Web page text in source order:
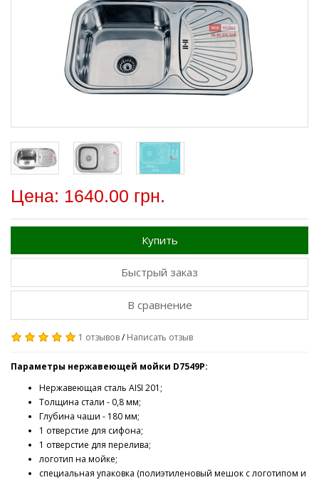
Цена: 1640.00 грн.
Купить
Быстрый заказ
В сравнение
1 отзывов/Написать отзыв
Параметры нержавеющей мойки D7549P:
Нержавеющая сталь AISI 201;
Толщина стали - 0,8 мм;
Глубина чаши - 180 мм;
1 отверстие для сифона;
1 отверстие для перелива;
логотип на мойке;
специальная упаковка (полиэтиленовый мешок с логотипом и